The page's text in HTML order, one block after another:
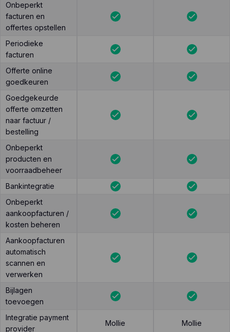
Onbeperkt
facturen en
offertes opstellen
Periodieke
facturen
Offerte online
goedkeuren
Goedgekeurde
offerte omzetten
naar factuur /
bestelling
Onbeperkt
producten en
voorraadbeheer
Bankintegratie
Onbeperkt
aankoopfacturen /
kosten beheren
Aankoopfacturen
automatisch
scannen en
verwerken
Bijlagen
toevoegen
Integratie payment
provider
Mollie Mollie